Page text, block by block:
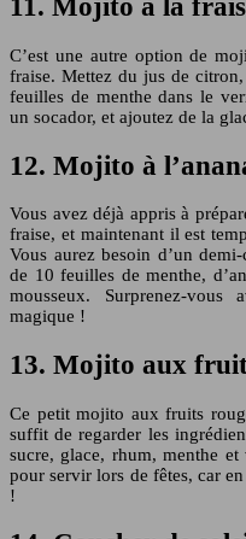
11. Mojito à la
C’est une autre option de
fraise. Mettez du jus de
feuilles de menthe dans le
un socador, et ajoutez de la
12. Mojito à
Vous avez déjà appris à
fraise, et maintenant il est
Vous aurez besoin d’un
de 10 feuilles de menthe,
mousseux. Surprenez-
magique !
13. Mojito aux
Ce petit mojito aux fruits
suffit de regarder les
sucre, glace, rhum, menthe et
pour servir lors de fêtes, car
!